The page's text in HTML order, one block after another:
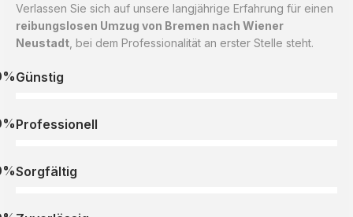
Verlassen Sie sich auf unsere langjährige Erfahrung für einen
reibungslosen Umzug von Bremen nach Wiener
Neustadt , bei dem Professionalität an erster Stelle steht.
Günstig
Professionell
Sorgfältig